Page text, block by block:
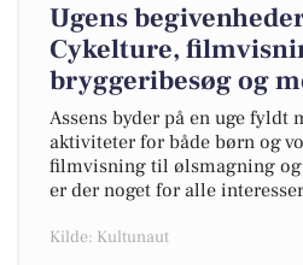
Ugens
Cykelture,
bryggeribesøg og
Assens byder på en uge fyldt
aktiviteter for både børn og
filmvisning til ølsmagning og
er der noget for alle
Kilde: Kultunaut